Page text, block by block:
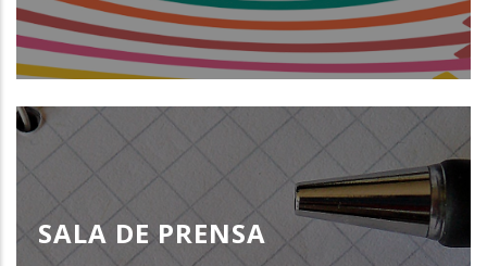
SALA DE PRENSA